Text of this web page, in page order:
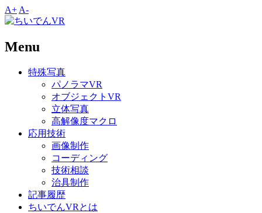
A+ A-
Menu
特殊写真
パノラマVR
オブジェクトVR
立体写真
高解像度マクロ
応用技術
画像制作
コーディング
技術相談
治具制作
記事履歴
ちいでんVRとは